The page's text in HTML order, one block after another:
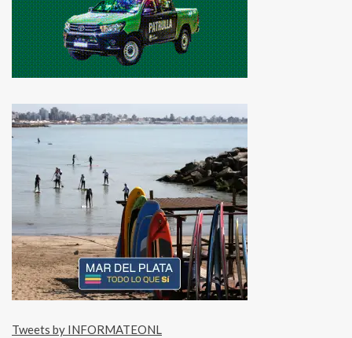
Tweets by INFORMATEONL